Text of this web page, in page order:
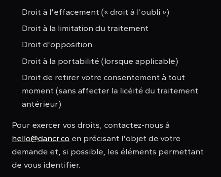
Droit à l'effacement (« droit à l'oubli »)
Droit à la limitation du traitement
Droit d'opposition
Droit à la portabilité (lorsque applicable)
Droit de retirer votre consentement à tout
moment (sans affecter la licéité du traitement
antérieur)
Pour exercer vos droits, contactez-nous à
hello@dancr.co en précisant l'objet de votre
demande et, si possible, les éléments permettant
de vous identifier.